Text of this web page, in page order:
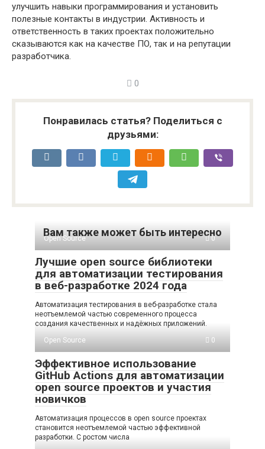
улучшить навыки программирования и установить
полезные контакты в индустрии. Активность и
ответственность в таких проектах положительно
сказываются как на качестве ПО, так и на репутации
разработчика.
0
Понравилась статья? Поделиться с
друзьями:
Вам также может быть интересно
Open Source 0
Лучшие open source библиотеки
для автоматизации тестирования
в веб-разработке 2024 года
Автоматизация тестирования в веб-разработке стала
неотъемлемой частью современного процесса
создания качественных и надёжных приложений.
Open Source
0
Эффективное использование
GitHub Actions для автоматизации
open source проектов и участия
новичков
Автоматизация процессов в open source проектах
становится неотъемлемой частью эффективной
разработки. С ростом числа